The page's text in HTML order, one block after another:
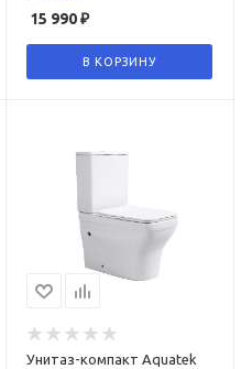
15 990₽
В КОРЗИНУ
Унитаз-компакт Aquatek